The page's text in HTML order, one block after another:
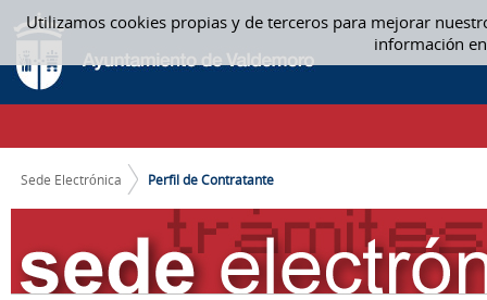
Utilizamos cookies propias y de terceros para mejorar
información
Saltar al contenido
PERFIL DE CONTRATANTE
CAMINO DE MIGAS
Sede Electrónica Perfil de Contratante